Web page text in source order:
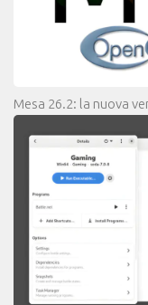
Mesa 26.2: la nuova